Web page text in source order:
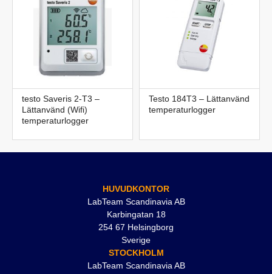
testo Saveris 2-T3 –
Lättanvänd (Wifi)
temperaturlogger
Testo 184T3 – Lättanvänd
temperaturlogger
HUVUDKONTOR
LabTeam Scandinavia AB
Karbingatan 18
254 67 Helsingborg
Sverige
STOCKHOLM
LabTeam Scandinavia AB